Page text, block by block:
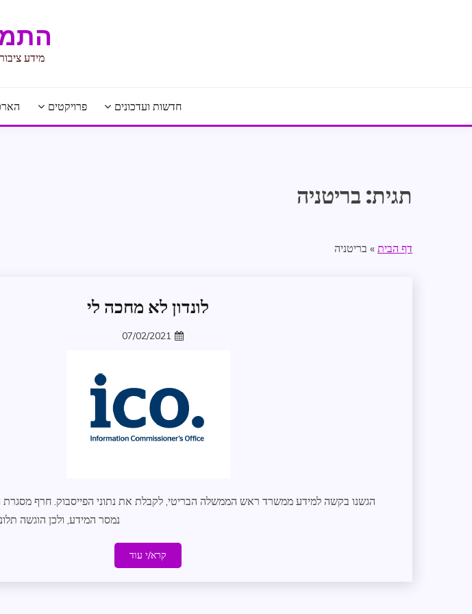
מידע
חדשות ועדכונים פרויקטים
תגית:בריטניה
דף הבית » בריטניה
חופש
חוץ
לונדון לא מחכה לי
07/02/2021
הגשנו בקשה למידע ממשרד ראש הממשלה הבריטי, לקבלת את נתוני הפייסבוק. חרף מסגרת
נמסר המידע, ולכן הוגשה
קרא/י עוד